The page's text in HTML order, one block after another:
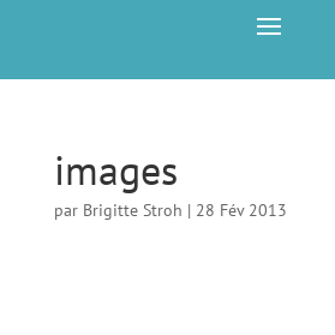
images
par Brigitte Stroh | 28 Fév 2013